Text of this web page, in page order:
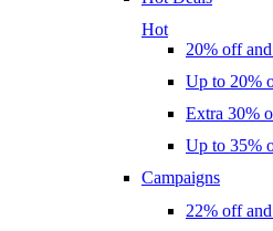
Hot
20% off
Up to 20%
Extra 30%
Up to 35%
Campaigns
22% off